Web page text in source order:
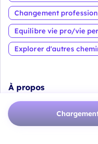
Changement
Equilibre vie pro/vie
Explorer d'autres
À propos
et la
Transformer